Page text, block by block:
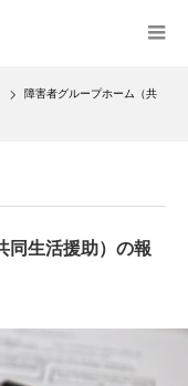
障害者グループホーム（共
同生活援助）の報